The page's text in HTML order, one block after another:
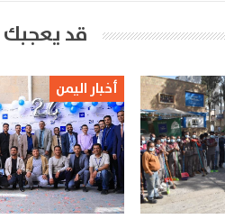
قد يعجبك
أخبار اليمن